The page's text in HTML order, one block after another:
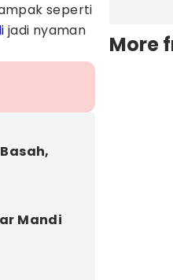
seperti
jadi nyaman
Mandi
More